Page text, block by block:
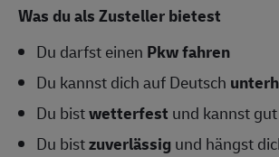
Was du als Zusteller bietest
Du darfst einen Pkw fahren
Du kannst dich auf Deutsch
Du bistwetterfest und kannst
Du bistzuverlässigund hängst